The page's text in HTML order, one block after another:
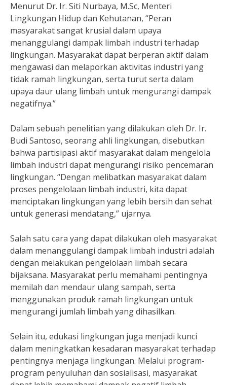
Menurut Dr. Ir. Siti Nurbaya, M.Sc, Menteri
Lingkungan Hidup dan Kehutanan, “Peran
masyarakat sangat krusial dalam upaya
menanggulangi dampak limbah industri terhadap
lingkungan. Masyarakat dapat berperan aktif dalam
mengawasi dan melaporkan aktivitas industri yang
tidak ramah lingkungan, serta turut serta dalam
upaya daur ulang limbah untuk mengurangi dampak
negatifnya.”
Dalam sebuah penelitian yang dilakukan oleh Dr. Ir.
Budi Santoso, seorang ahli lingkungan, disebutkan
bahwa partisipasi aktif masyarakat dalam mengelola
limbah industri dapat mengurangi risiko pencemaran
lingkungan. “Dengan melibatkan masyarakat dalam
proses pengelolaan limbah industri, kita dapat
menciptakan lingkungan yang lebih bersih dan sehat
untuk generasi mendatang,” ujarnya.
Salah satu cara yang dapat dilakukan oleh masyarakat
dalam menanggulangi dampak limbah industri adalah
dengan melakukan pengelolaan limbah secara
bijaksana. Masyarakat perlu memahami pentingnya
memilah dan mendaur ulang sampah, serta
menggunakan produk ramah lingkungan untuk
mengurangi jumlah limbah yang dihasilkan.
Selain itu, edukasi lingkungan juga menjadi kunci
dalam meningkatkan kesadaran masyarakat terhadap
pentingnya menjaga lingkungan. Melalui program-
program penyuluhan dan sosialisasi, masyarakat